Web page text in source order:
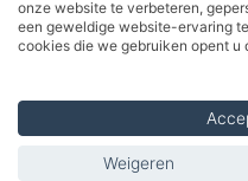
Seniorentelefoons /
© 2002 - 2026. Alle rechten
onze website te verbeteren,
een geweldige website-ervaring
cookies die we gebruiken opent u
Weigeren